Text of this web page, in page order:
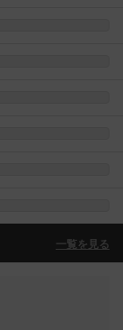
一覧を見る